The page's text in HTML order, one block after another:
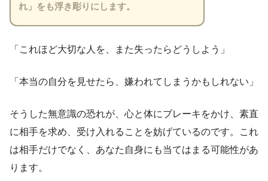
れ」をも浮き彫りにします。
「これほど大切な人を、また失ったらどうしよう」
「本当の自分を見せたら、嫌われてしまうかもしれない」
そうした無意識の恐れが、心と体にブレーキをかけ、素直
に相手を求め、受け入れることを妨げているのです。これ
は相手だけでなく、あなた自身にも当てはまる可能性があ
ります。